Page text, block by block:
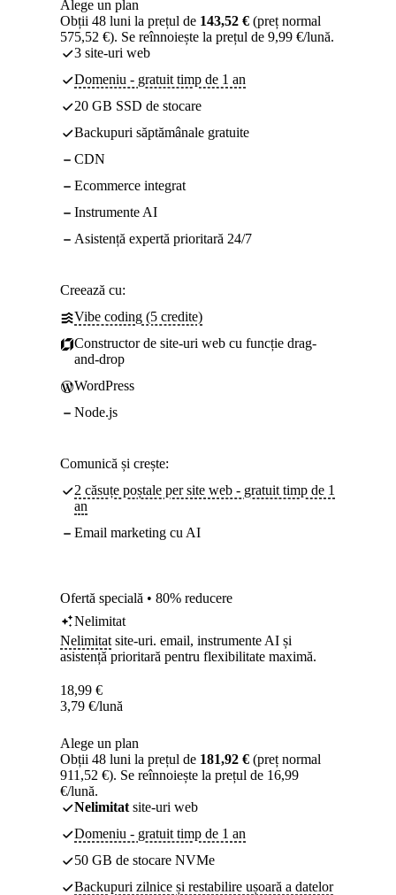
Alege un plan
Obții 48 luni la prețul de 143,52 € (preț normal
575,52 €). Se reînnoiește la prețul de 9,99 €/lună.
3 site-uri web
Domeniu - gratuit timp de 1 an
20 GB SSD de stocare
Backupuri săptămânale gratuite
CDN
Ecommerce integrat
Instrumente AI
Asistență expertă prioritară 24/7
Creează cu:
Vibe coding (5 credite)
Constructor de site-uri web cu funcție drag-
and-drop
WordPress
Node.js
Comunică și crește:
2 căsuțe poștale per site web - gratuit timp de 1
an
Email marketing cu AI
Ofertă specială • 80% reducere
Nelimitat
Nelimitat site-uri. email, instrumente AI și
asistență prioritară pentru flexibilitate maximă.
18,99 €
3,79 €/lună
Alege un plan
Obții 48 luni la prețul de 181,92 € (preț normal
911,52 €). Se reînnoiește la prețul de 16,99
€/lună.
Nelimitat site-uri web
Domeniu - gratuit timp de 1 an
50 GB de stocare NVMe
Backupuri zilnice și restabilire ușoară a datelor